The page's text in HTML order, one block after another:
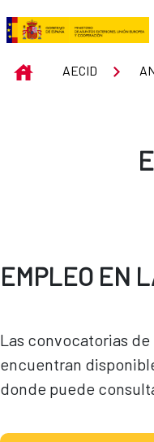
Skip to Main Content
Employment
INICIOAECID
EMPLEO EN
Las convocatorias de
encuentran
donde puede